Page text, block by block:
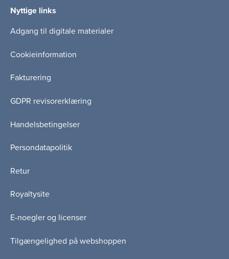
Nyttige links
Adgang til digitale materialer
Cookieinformation
Fakturering
GDPR revisorerklæring
Handelsbetingelser
Persondatapolitik
Retur
Royaltysite
E-noegler og licenser
Tilgængelighed på webshoppen